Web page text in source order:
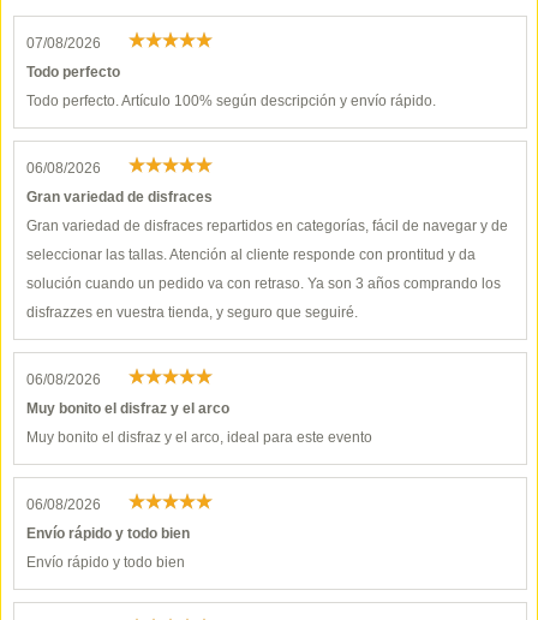
07/08/2026
Todo perfecto
Todo perfecto. Artículo 100% según descripción y envío rápido.
06/08/2026
Gran variedad de disfraces
Gran variedad de disfraces repartidos en categorías, fácil de navegar y de
seleccionar las tallas. Atención al cliente responde con prontitud y da
solución cuando un pedido va con retraso. Ya son 3 años comprando los
disfrazzes en vuestra tienda, y seguro que seguiré.
06/08/2026
Muy bonito el disfraz y el arco
Muy bonito el disfraz y el arco, ideal para este evento
06/08/2026
Envío rápido y todo bien
Envío rápido y todo bien